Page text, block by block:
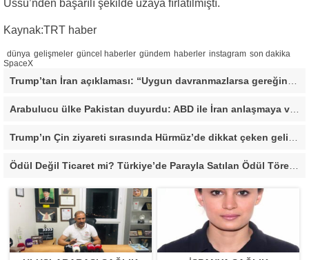
Üssü’nden başarılı şekilde uzaya fırlatılmıştı.
Kaynak:TRT haber
dünya gelişmeler güncel haberler gündem haberler instagram son dakika
SpaceX
Arabulucu ülke Pakistan duyurdu: ABD ile İran anlaşmaya vardı
Ödül Değil Ticaret mi? Türkiye’de Parayla Satılan Ödül Törenleri Tartışma Yarattı”